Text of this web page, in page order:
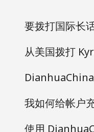
要拨打国际长
从美国拨打
我如何给帐户
使用